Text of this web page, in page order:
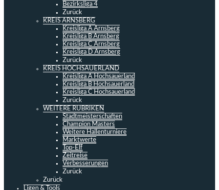
Bezirksliga 4
Zurück
KREIS ARNSBERG
Kreisliga A Arnsberg
Kreisliga B Arnsberg
Kreisliga C Arnsberg
Kreisliga D Arnsberg
Zurück
KREIS HOCHSAUERLAND
Kreisliga A Hochsauerland
Kreisliga B Hochsauerland
Kreisliga C Hochsauerland
Zurück
WEITERE RUBRIKEN
Stadtmeisterschaften
Champion Masters
Weitere Hallenturniere
Marktwerte
Top-Elf
Zeitreise
Verbesserungen
Zurück
Zurück
Ligen & Tools